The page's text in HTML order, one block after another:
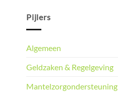
Pijlers
Algemeen
Geldzaken & Regelgeving
Mantelzorgondersteuning